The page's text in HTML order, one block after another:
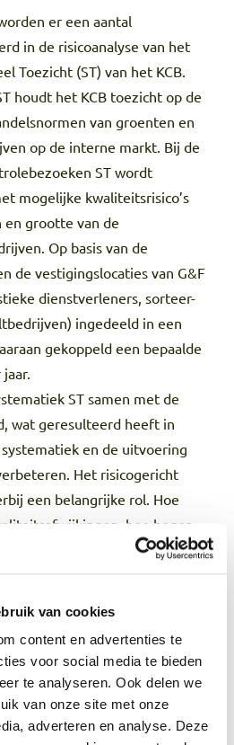
van cookies
content en advertenties te
voor social media te bieden
te analyseren. Ook delen we
van onze site met onze
adverteren en analyse. Deze
er een aantal
in de risicoanalyse van het
Toezicht (ST) van het KCB.
houdt het KCB toezicht op de
van groenten en
op de interne markt. Bij de
ST wordt
mogelijke kwaliteitsrisico’s
grootte van de
Op basis van de
de vestigingslocaties van G&F
dienstverleners, sorteer-
ingedeeld in een
gekoppeld een bepaalde
ST samen met de
wat geresulteerd heeft in
en de uitvoering
Het risicogericht
een belangrijke rol. Hoe
hoe hoger
(en andersom natuurlijk
Systematiek ST is dat rekening
van het ST door het
een verlaging van de
resultaten, maar ook tot
controlebezoeken als
van afkeuringen door het